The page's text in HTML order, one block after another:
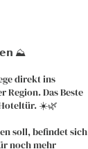
⛰️
direkt ins
Region. Das Beste
☀️🌿
soll, befindet sich
noch mehr